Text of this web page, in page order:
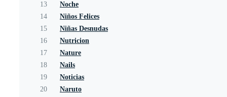
13
Noche
14
Niños Felices
15
Niñas Desnudas
16
Nutricion
17
Nature
18
Nails
19
Noticias
20
Naruto